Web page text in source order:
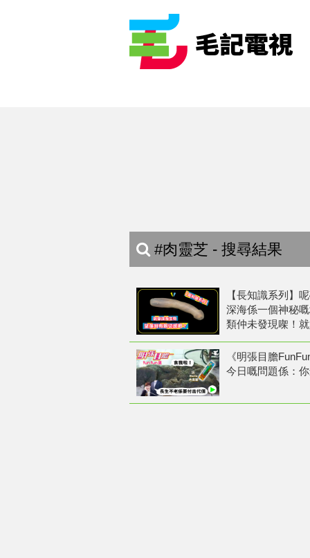
#肉靈芝 - 搜尋結果
【長知識系列】
深海係一個神秘
類仲未發現㗎！
《明張目膽
今日嘅問題係：